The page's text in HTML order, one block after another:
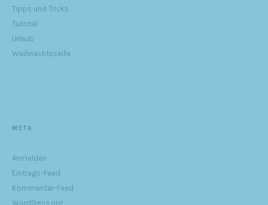
Tipps und Tricks
Tutorial
Urlaub
Weihnachtsseife
META
Anmelden
Eintrags-Feed
Kommentar-Feed
WordPress.org